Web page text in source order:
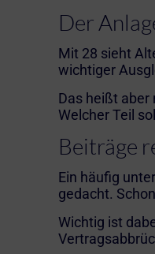
Der
Mit 28 sieht
wichtiger
Das heißt aber
Welcher Teil
Beiträge
Ein häufig
gedacht.
Wichtig ist